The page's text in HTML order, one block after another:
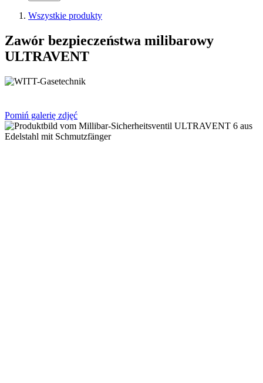
Wszystkie produkty
Zawór bezpieczeństwa milibarowy
ULTRAVENT
Pomiń galerię zdjęć